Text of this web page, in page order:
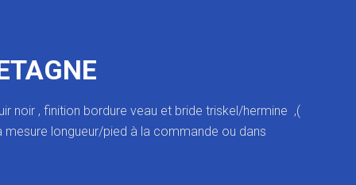
noir , finition bordure veau et bride triskel/hermine ,(
longueur/pied à la commande ou dans